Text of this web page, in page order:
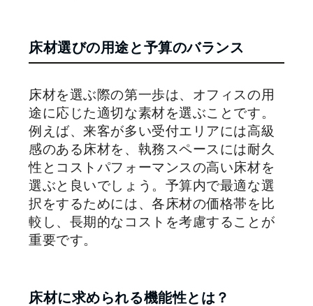
床材選びの用途と予算のバランス
床材を選ぶ際の第一歩は、オフィスの用
途に応じた適切な素材を選ぶことです。
例えば、来客が多い受付エリアには高級
感のある床材を、執務スペースには耐久
性とコストパフォーマンスの高い床材を
選ぶと良いでしょう。予算内で最適な選
択をするためには、各床材の価格帯を比
較し、長期的なコストを考慮することが
重要です。
床材に求められる機能性とは？